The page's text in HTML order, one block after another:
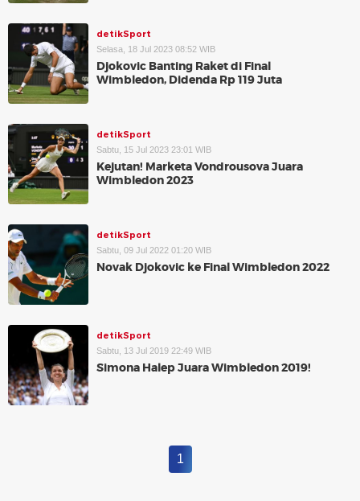
detikSport
Selasa, 18 Jul 2023 08:52 WIB
Djokovic Banting Raket di Final
Wimbledon, Didenda Rp 119 Juta
detikSport
Sabtu, 15 Jul 2023 23:01 WIB
Kejutan! Marketa Vondrousova Juara
Wimbledon 2023
detikSport
Sabtu, 09 Jul 2022 01:20 WIB
Novak Djokovic ke Final Wimbledon 2022
detikSport
Sabtu, 13 Jul 2019 22:49 WIB
Simona Halep Juara Wimbledon 2019!
1